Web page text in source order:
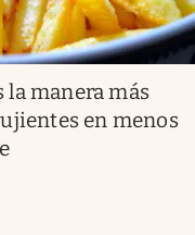
la manera más
en menos